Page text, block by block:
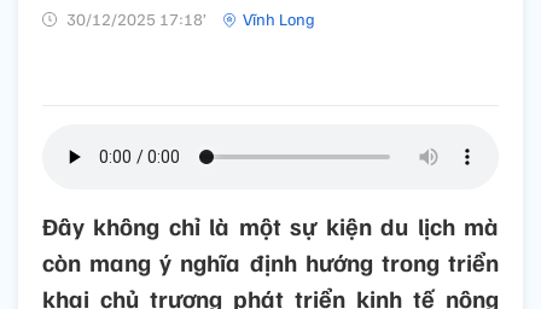
30/12/2025 17:18’ Vĩnh Long
Đây không chỉ là một sự kiện du lịch mà
còn mang ý nghĩa định hướng trong triển
khai chủ trương phát triển kinh tế nông